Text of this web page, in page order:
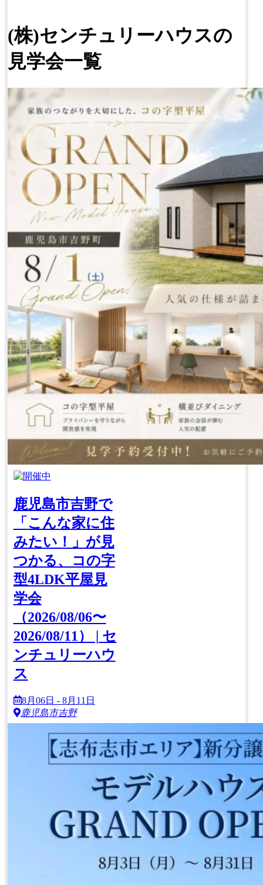
(株)センチュリーハウスの
見学会一覧
鹿児島市吉野で
「こんな家に住
みたい！」が見
つかる、コの字
型4LDK平屋見
学会
（2026/08/06〜
2026/08/11） | セ
ンチュリーハウ
ス
8月06日 - 8月11日
鹿児島市吉野